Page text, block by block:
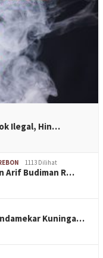
Ilegal, Hin…
1113 Dilihat
Arif Budiman R…
Kuninga…